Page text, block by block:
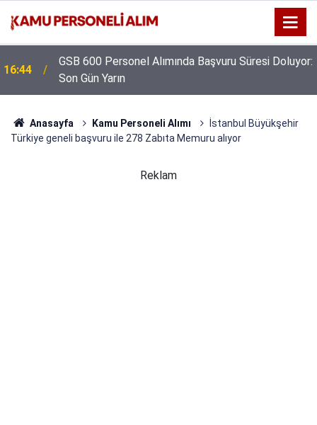
16:44
GSB 600 Personel Alımında Başvuru Süresi Doluyor:
Son Gün Yarın
Anasayfa Kamu Personeli Alımı
İstanbul Büyükşehir
Türkiye geneli başvuru ile 278 Zabıta Memuru alıyor
Reklam